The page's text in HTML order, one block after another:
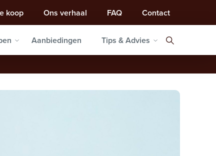
koop Ons verhaal FAQ Contact
Aanbiedingen Tips & Advies